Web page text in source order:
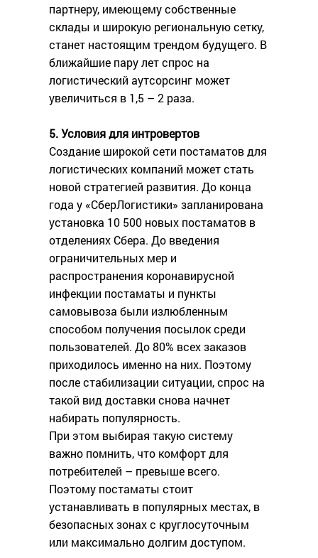
партнеру, имеющему собственные
склады и широкую региональную сетку,
станет настоящим трендом будущего. В
ближайшие пару лет спрос на
логистический аутсорсинг может
увеличиться в 1,5 – 2 раза.
5. Условия для интровертов
Создание широкой сети постаматов для
логистических компаний может стать
новой стратегией развития. До конца
года у «СберЛогистики» запланирована
установка 10 500 новых постаматов в
отделениях Сбера. До введения
ограничительных мер и
распространения коронавирусной
инфекции постаматы и пункты
самовывоза были излюбленным
способом получения посылок среди
пользователей. До 80% всех заказов
приходилось именно на них. Поэтому
после стабилизации ситуации, спрос на
такой вид доставки снова начнет
набирать популярность.
При этом выбирая такую систему
важно помнить, что комфорт для
потребителей – превыше всего.
Поэтому постаматы стоит
устанавливать в популярных местах, в
безопасных зонах с круглосуточным
или максимально долгим доступом.